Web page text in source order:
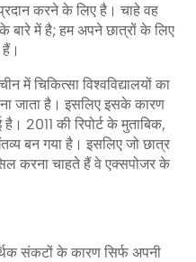
करने के लिए है। चाहे वह
के बारे में है; हम अपने छात्रों के लिए
में चिकित्सा विश्वविद्यालयों का
जाता है। इसलिए इसके कारण
2011 की रिपोर्ट के मुताबिक,
बन गया है। इसलिए जो छात्र
करना चाहते हैं वे एक्सपोजर के
संकटों के कारण सिर्फ अपनी